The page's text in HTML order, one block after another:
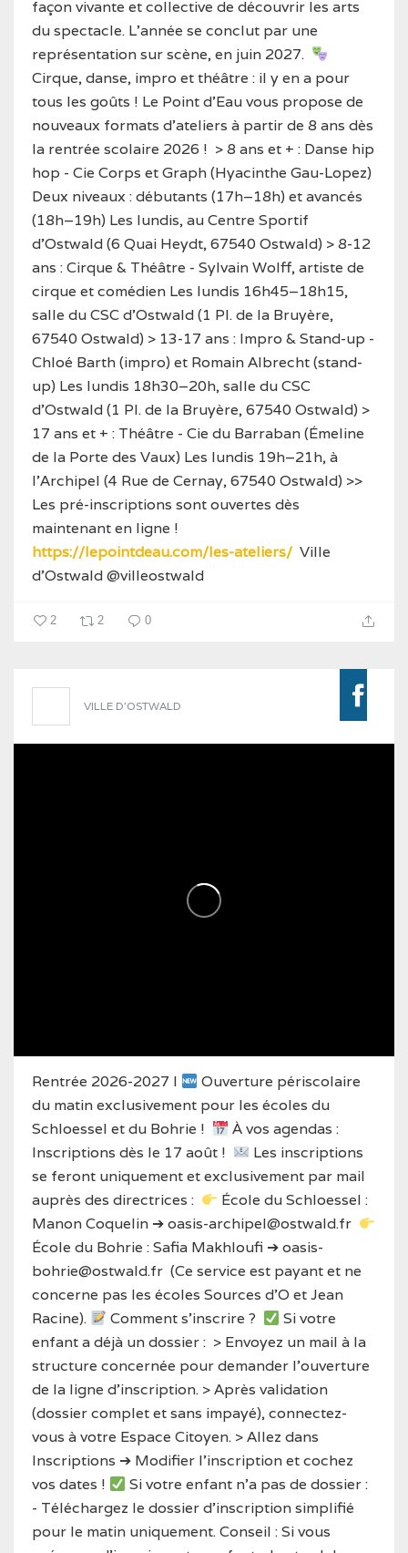
façon vivante et collective de découvrir les arts
du spectacle. L’année se conclut par une
représentation sur scène, en juin 2027.
Cirque, danse, impro et théâtre : il y en a pour
tous les goûts ! Le Point d'Eau vous propose de
nouveaux formats d'ateliers à partir de 8 ans dès
la rentrée scolaire 2026 ! > 8 ans et + : Danse hip
hop - Cie Corps et Graph (Hyacinthe Gau-Lopez)
Deux niveaux : débutants (17h–18h) et avancés
(18h–19h) Les lundis, au Centre Sportif
d’Ostwald (6 Quai Heydt, 67540 Ostwald) > 8-12
ans : Cirque & Théâtre - Sylvain Wolff, artiste de
cirque et comédien Les lundis 16h45–18h15,
salle du CSC d’Ostwald (1 Pl. de la Bruyère,
67540 Ostwald) > 13-17 ans : Impro & Stand-up -
Chloé Barth (impro) et Romain Albrecht (stand-
up) Les lundis 18h30–20h, salle du CSC
d’Ostwald (1 Pl. de la Bruyère, 67540 Ostwald) >
17 ans et + : Théâtre - Cie du Barraban (Émeline
de la Porte des Vaux) Les lundis 19h–21h, à
l’Archipel (4 Rue de Cernay, 67540 Ostwald) >>
Les pré-inscriptions sont ouvertes dès
maintenant en ligne !
https://lepointdeau.com/les-ateliers/ Ville
d'Ostwald@villeostwald
2 2 0
VILLE D'OSTWALD
Rentrée 2026-2027 I
Ouverture périscolaire
du matin exclusivement pour les écoles du
Schloessel et du Bohrie !
À vos agendas :
Inscriptions dès le 17 août !
Les inscriptions
se feront uniquement et exclusivement par mail
auprès des directrices :
École du Schloessel :
Manon Coquelin ➔ oasis-archipel@ostwald.fr
École du Bohrie : Safia Makhloufi ➔ oasis-
bohrie@ostwald.fr (Ce service est payant et ne
concerne pas les écoles Sources d’O et Jean
Racine).
Comment s'inscrire ?
Si votre
enfant a déjà un dossier : > Envoyez un mail à la
structure concernée pour demander l'ouverture
de la ligne d'inscription. > Après validation
(dossier complet et sans impayé), connectez-
vous à votre Espace Citoyen. > Allez dans
Inscriptions ➔ Modifier l’inscription et cochez
vos dates !
Si votre enfant n'a pas de dossier :
- Téléchargez le dossier d'inscription simplifié
pour le matin uniquement.Conseil : Si vous